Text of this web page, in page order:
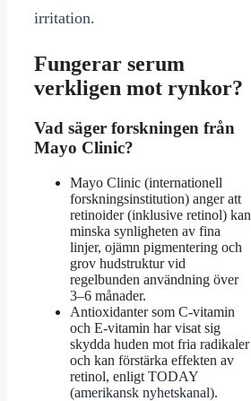
irritation.
Fungerar serum
verkligen mot rynkor?
Vad säger forskningen från
Mayo Clinic?
Mayo Clinic (internationell
forskningsinstitution) anger att
retinoider (inklusive retinol) kan
minska synligheten av fina
linjer, ojämn pigmentering och
grov hudstruktur vid
regelbunden användning över
3–6 månader.
Antioxidanter som C-vitamin
och E-vitamin har visat sig
skydda huden mot fria radikaler
och kan förstärka effekten av
retinol, enligt TODAY
(amerikansk nyhetskanal).